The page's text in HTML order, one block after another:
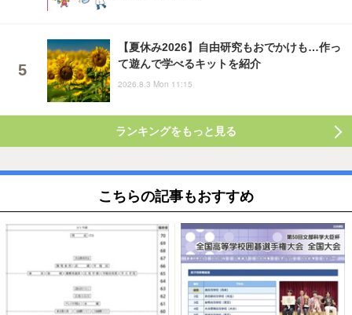
【夏休み2026】自由研究もおでかけも…作っ
て遊んで学べるキットを紹介
2026.8.3 Mon 11:15
ランキングをもっと見る
こちらの記事もおすすめ